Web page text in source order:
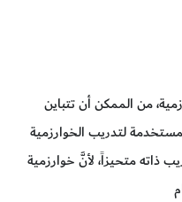
من الممكن أن تتباين
لتدريب الخوارزمية
ذاته متحيزاً، لأنَّ خوارزمية